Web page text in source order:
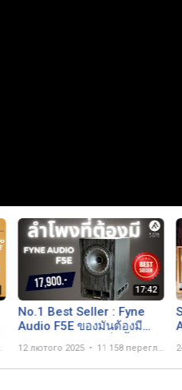
No.1 Best Seller : Fyne
Audio F5E ของมันต้องมี
17,900.-เท่านั้น !!
12 лютого 2025 11 158 переглядів